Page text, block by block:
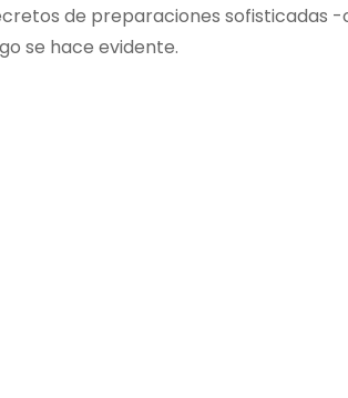
de preparaciones sofisticadas -
se hace evidente.